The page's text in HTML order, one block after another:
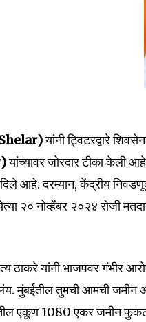
यांनी ट्विटरद्वारे
यांच्यावर जोरदार टीका केली
आहे. दरम्यान, केंद्रीय
२० नोव्हेंबर २०२४ रोजी
ठाकरे यांनी भाजपवर गंभीर
मुंबईतील तुमची आमची जमीन
एकूण 1080 एकर जमीन